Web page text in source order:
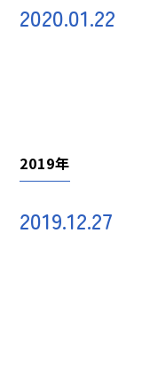
2020.01.22
2019年
2019.12.27